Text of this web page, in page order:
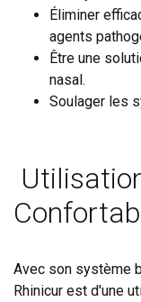
Éliminer
agents
Être une
nasal.
Soulager les
Avec son système
Rhinicur est d'une